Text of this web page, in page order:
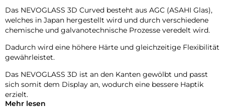
Das NEVOGLASS 3D Curved besteht aus AGC (ASAHI Glas),
welches in Japan hergestellt wird und durch verschiedene
chemische und galvanotechnische Prozesse veredelt wird.
Dadurch wird eine höhere Härte und gleichzeitige Flexibilität
gewährleistet.
Das NEVOGLASS 3D ist an den Kanten gewölbt und passt
sich somit dem Display an, wodurch eine bessere Haptik
erzielt.
Mehr lesen